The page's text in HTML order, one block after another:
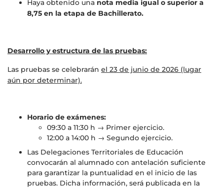
Haya obtenido una nota media igual o superior a
8,75 en la etapa de Bachillerato.
Desarrollo y estructura de las pruebas:
Las pruebas se celebrarán el 23 de junio de 2026 (lugar
aún por determinar).
Horario de exámenes:
09:30 a 11:30 h → Primer ejercicio.
12:00 a 14:00 h → Segundo ejercicio.
Las Delegaciones Territoriales de Educación
convocarán al alumnado con antelación suficiente
para garantizar la puntualidad en el inicio de las
pruebas. Dicha información, será publicada en la